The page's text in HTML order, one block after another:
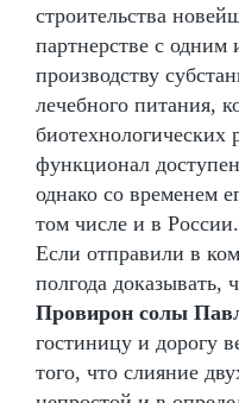
строительства
партнерстве с
производству
лечебного питания,
биотехнологических
функционал
однако со временем
том числе и в России.
Если отправили в
полгода доказывать,
Провирон солы
гостиницу и дорогу
того, что слияние